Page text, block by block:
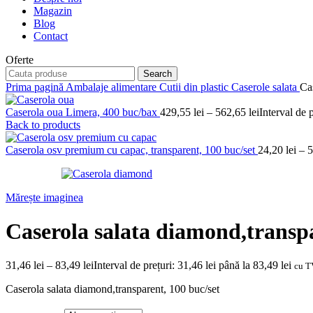
Magazin
Blog
Contact
Oferte
Search
Prima pagină Ambalaje alimentare Cutii din plastic Caserole salata
Caserola oua Limera, 400 buc/bax 429,55 lei – 562,65 leiInterval de
Back to products
Caserola osv premium cu capac, transparent, 100 buc/set 24,20 lei –
Mărește imaginea
Caserola salata
31,46 lei – 83,49 leiInterval de prețuri: 31,46 lei până la 83,49 lei cu
Caserola salata diamond,transparent, 100 buc/set